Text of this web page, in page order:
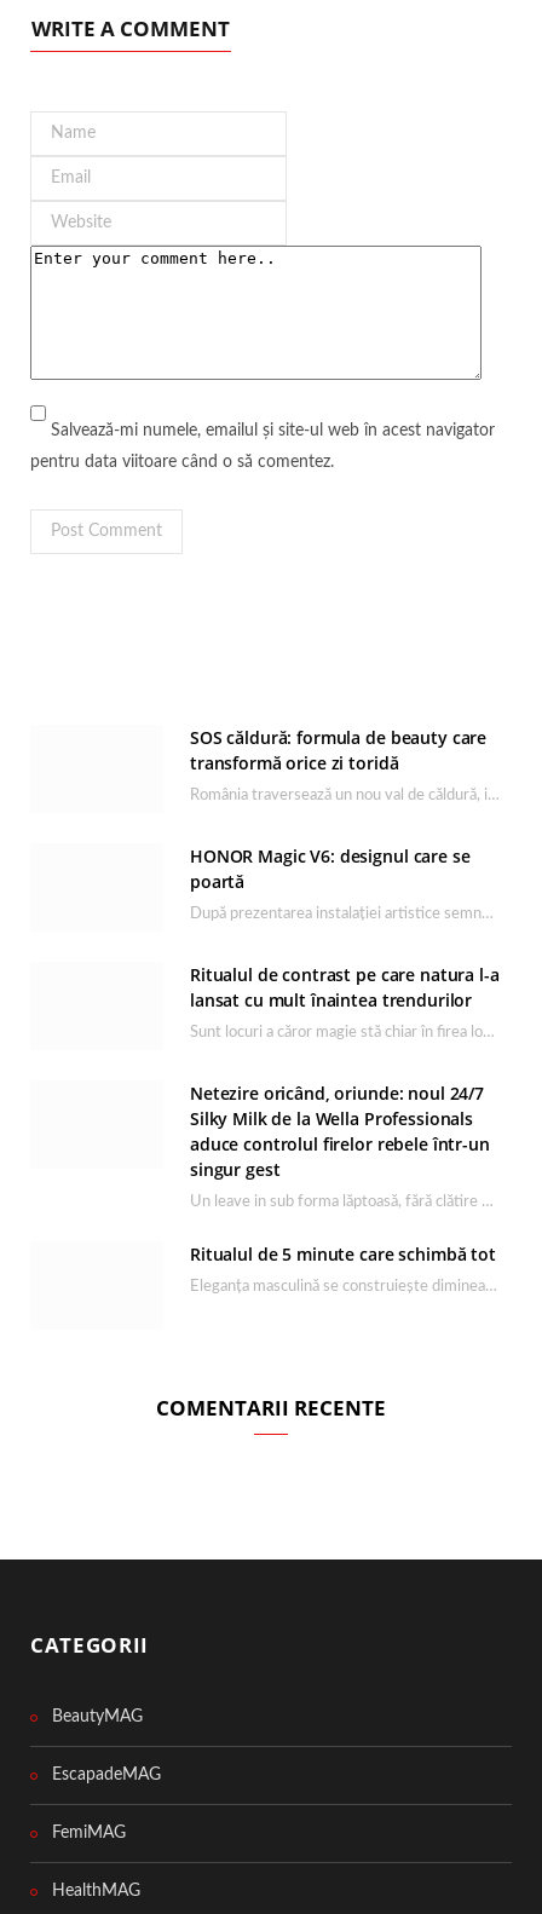
WRITE A COMMENT
Salvează-mi numele, emailul și site-ul web în acest navigator
pentru data viitoare când o să comentez.
SOS căldură: formula de beauty care
transformă orice zi toridă
România traversează un nou val de căldură, iar rutina de îngrijire capătă un rol esențial…
HONOR Magic V6: designul care se
poartă
După prezentarea instalației artistice semnată de Catrinel Săbăciag în cadrul evenimentului de lansare HONOR Magic…
Ritualul de contrast pe care natura l-a
lansat cu mult înaintea trendurilor
Sunt locuri a căror magie stă chiar în firea lor naturală, iar Lacul Ursu din…
Netezire oricând, oriunde: noul 24/7
Silky Milk de la Wella Professionals
aduce controlul firelor rebele într-un
singur gest
Un leave in sub forma lăptoasă, fără clătire care completează rutina Ultimate Smooth și transformă…
Ritualul de 5 minute care schimbă tot
Eleganța masculină se construiește dimineața, în câteva minute și cu produsele potrivite. O rutină de…
COMENTARII RECENTE
CATEGORII
BeautyMAG
EscapadeMAG
FemiMAG
HealthMAG